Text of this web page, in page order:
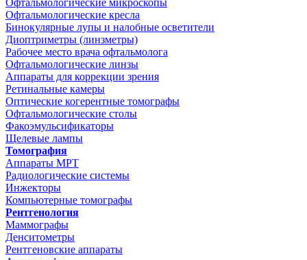
Офтальмологические микроскопы
Офтальмологические кресла
Бинокулярные лупы и налобные осветители
Диоптриметры (линзметры)
Рабочее место врача офтальмолога
Офтальмологические линзы
Аппараты для коррекции зрения
Ретинальные камеры
Оптические когерентные томографы
Офтальмологические столы
Факоэмульсификаторы
Щелевые лампы
Томография
Аппараты МРТ
Радиологические системы
Инжекторы
Компьютерные томографы
Рентгенология
Маммографы
Денситометры
Рентгеновские аппараты